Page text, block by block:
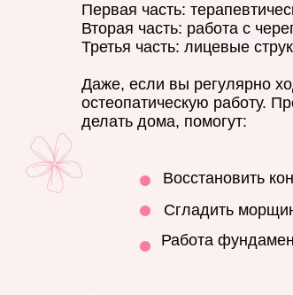
Восстановить
Сгладить
Работа
Первая часть:
Вторая часть: работа с
Третья часть: лицевые
Даже, если вы регулярно
остеопатическую работу.
делать дома, помогут: